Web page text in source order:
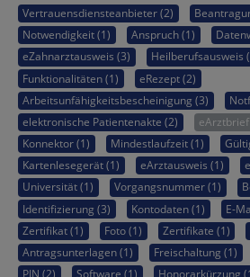
Vertrauensdiensteanbieter (2)
Notwendigkeit (1)
Anspruch (1)
eZahnarztausweis (3)
Heilberufsausweis
Funktionalitäten (1)
eRezept (2)
Arbeitsunfähigkeitsbescheinigung (3)
elektronische Patientenakte (2)
Konnektor (1)
Mindestlaufzeit (1)
Kartenlesegerät (1)
eArztausweis (1)
Universität (1)
Vorgangsnummer (1)
Identifizierung (3)
Kontodaten (1)
E-
Zertifikat (1)
Foto (1) Zertifikate (1)
Antragsunterlagen (1)
Freischaltung (1)